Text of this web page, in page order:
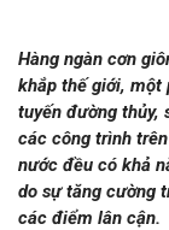
Hàng ngàn cơn
khắp thế giới, một
tuyến đường thủy,
các công trình
nước đều có khả
do sự tăng cường
các điểm lân cận.